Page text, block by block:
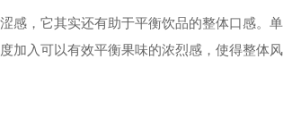
感，它其实还有助于平衡饮品的整体口感。
加入可以有效平衡果味的浓烈感，使得整体风